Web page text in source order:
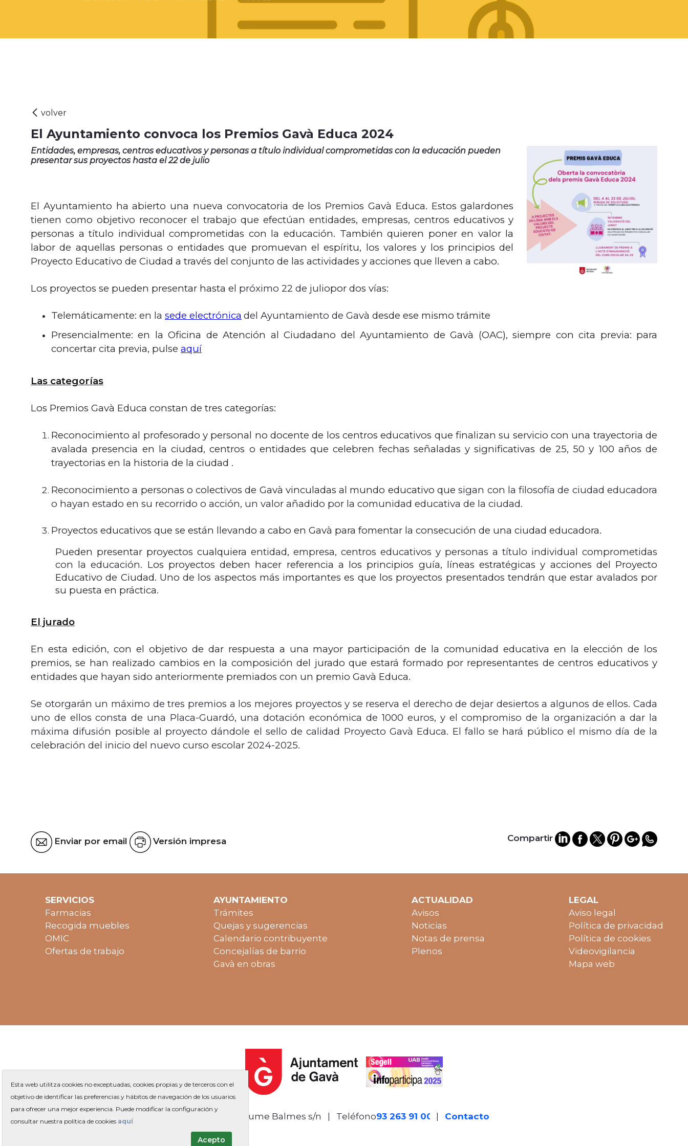
El Ayuntamiento convoca los Premios Gavà Educa 2024
Entidades, empresas, centros educativos y personas a título individual comprometidas con la educación pueden
presentar sus proyectos hasta el 22 de julio
El Ayuntamiento ha abierto una nueva convocatoria de los Premios Gavà Educa. Estos galardones
tienen como objetivo reconocer el trabajo que efectúan entidades, empresas, centros educativos y
personas a título individual comprometidas con la educación. También quieren poner en valor la
labor de aquellas personas o entidades que promuevan el espíritu, los valores y los principios del
Proyecto Educativo de Ciudad a través del conjunto de las actividades y acciones que lleven a cabo.
Los proyectos se pueden presentar hasta el próximo 22 de juliopor dos vías:
Telemáticamente: en la sede electrónica del Ayuntamiento de Gavà desde ese mismo trámite
Presencialmente: en la Oficina de Atención al Ciudadano del Ayuntamiento de Gavà (OAC), siempre con cita previa: para
concertar cita previa, pulse aquí
Las categorías
Los Premios Gavà Educa constan de tres categorías:
Reconocimiento al profesorado y personal no docente de los centros educativos que finalizan su servicio con una trayectoria de
avalada presencia en la ciudad, centros o entidades que celebren fechas señaladas y significativas de 25, 50 y 100 años de
trayectorias en la historia de la ciudad .
Reconocimiento a personas o colectivos de Gavà vinculadas al mundo educativo quesigan con la filosofía de ciudad educadora
o hayan estado en su recorrido o acción, un valor añadido por la comunidad educativa de la ciudad.
Proyectos educativos que se están llevando a cabo en Gavà para fomentar la consecución de una ciudad educadora.
Pueden presentar proyectos cualquiera entidad, empresa, centros educativos y personas a título individual comprometidas
con la educación. Los proyectos deben hacer referencia a los principios guía, líneas estratégicas y acciones del Proyecto
Educativo de Ciudad. Uno de los aspectos más importantes es que los proyectos presentados tendrán que estar avalados por
su puesta en práctica.
El jurado
En esta edición, con el objetivo de dar respuesta a una mayor participación de la comunidad educativa en la elección de los
premios, se han realizado cambios en la composición del jurado que estará formado por representantes de centros educativos y
entidades que hayan sido anteriormente premiados con un premio Gavà Educa.
Se otorgarán un máximo de tres premios a los mejores proyectos y se reserva el derecho de dejar desiertos a algunos de ellos. Cada
uno de ellos consta de una Placa-Guardó, una dotación económica de 1000 euros, y el compromiso de la organización a dar la
máxima difusión posible al proyecto dándole el sello de calidad Proyecto Gavà Educa. El fallo se hará público el mismo día de la
celebración del inicio del nuevo curso escolar 2024-2025.
Enviar por email Versión impresa Compartir
SERVICIOS
Farmacias
Recogida muebles
OMIC
Ofertas de trabajo
AYUNTAMIENTO
Trámites
Quejas y sugerencias
Calendario contribuyente
Concejalías de barrio
Gavà en obras
ACTUALIDAD
Avisos
Noticias
Notas de prensa
Plenos
LEGAL
Aviso legal
Política de privacidad
Política de cookies
Videovigilancia
Mapa web
Plaza de Jaume Balmes s/n | Teléfono93 263 91 00 | Contacto
Esta web utilitza cookies no exceptuadas, cookies propias y de terceros con el
objetivo de identificar las preferencias y hábitos de navegación de los usuarios
para ofrecer una mejor experiencia. Puede modificar la configuración y
consultar nuestra política de cookies aquí
Acepto